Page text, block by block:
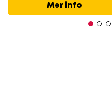
Mer info